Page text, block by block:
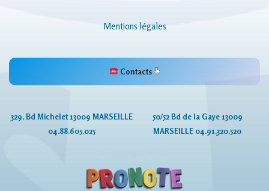
Mentions légales
Contacts
329, Bd Michelet 13009 MARSEILLE
04.88.605.025
50/52 Bd de la Gaye 13009
MARSEILLE 04.91.320.520